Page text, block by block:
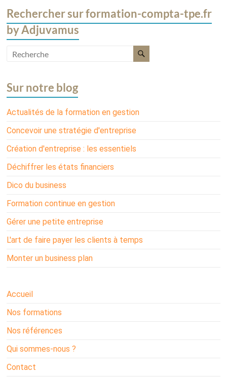
Rechercher sur formation-compta-tpe.fr
by Adjuvamus
Sur notre blog
Actualités de la formation en gestion
Concevoir une stratégie d'entreprise
Création d'entreprise : les essentiels
Déchiffrer les états financiers
Dico du business
Formation continue en gestion
Gérer une petite entreprise
L'art de faire payer les clients à temps
Monter un business plan
Accueil
Nos formations
Nos références
Qui sommes-nous ?
Contact